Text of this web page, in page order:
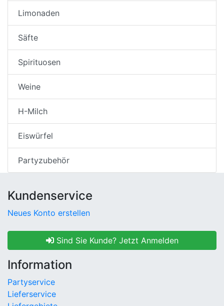
Limonaden
Säfte
Spirituosen
Weine
H-Milch
Eiswürfel
Partyzubehör
Kundenservice
Neues Konto erstellen
Sind Sie Kunde? Jetzt Anmelden
Information
Partyservice
Lieferservice